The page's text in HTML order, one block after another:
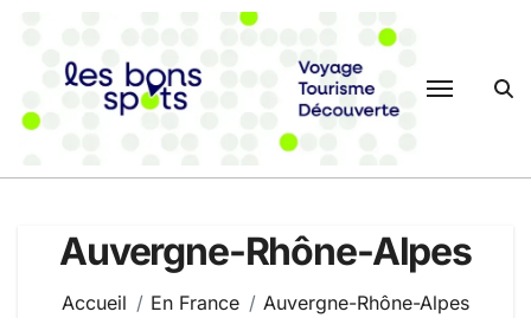
contenu
Auvergne-Rhône-Alpes
Accueil En France Auvergne-Rhône-Alpes